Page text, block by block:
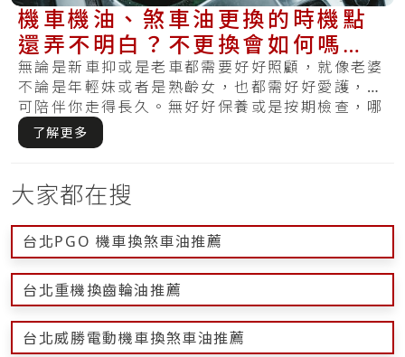
機車機油、煞車油更換的時機點
還弄不明白？不更換會如何嗎？
現在曉得還不算晚～
無論是新車抑或是老車都需要好好照顧，就像老婆
不論是年輕妹或者是熟齡女，也都需好好愛護，才
可陪伴你走得長久。無好好保養或是按期檢查，哪
天發.....
了解更多
大家都在搜
台北PGO 機車換煞車油推薦
台北重機換齒輪油推薦
台北威勝電動機車換煞車油推薦